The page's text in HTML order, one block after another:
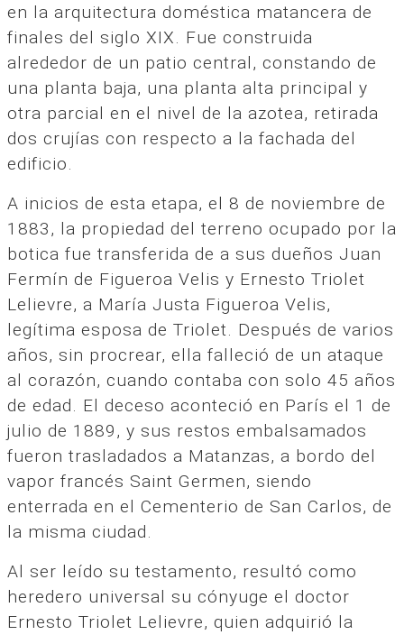
en la arquitectura doméstica matancera de
finales del siglo XIX. Fue construida
alrededor de un patio central, constando de
una planta baja, una planta alta principal y
otra parcial en el nivel de la azotea, retirada
dos crujías con respecto a la fachada del
edificio.
A inicios de esta etapa, el 8 de noviembre de
1883, la propiedad del terreno ocupado por la
botica fue transferida de a sus dueños Juan
Fermín de Figueroa Velis y Ernesto Triolet
Lelievre, a María Justa Figueroa Velis,
legítima esposa de Triolet. Después de varios
años, sin procrear, ella falleció de un ataque
al corazón, cuando contaba con solo 45 años
de edad. El deceso aconteció en París el 1 de
julio de 1889, y sus restos embalsamados
fueron trasladados a Matanzas, a bordo del
vapor francés Saint Germen, siendo
enterrada en el Cementerio de San Carlos, de
la misma ciudad.
Al ser leído su testamento, resultó como
heredero universal su cónyuge el doctor
Ernesto Triolet Lelievre, quien adquirió la